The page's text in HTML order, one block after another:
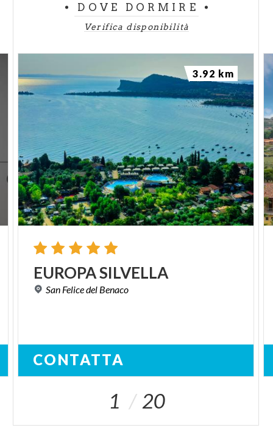
DOVE DORMIRE
Verifica disponibilità
EUROPASILVELLA
San Felicedel Benaco
CONTATTA
3.92 km
1 20